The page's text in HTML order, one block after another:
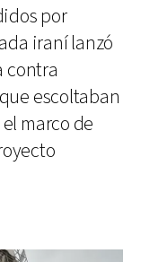
por
iraní lanzó
contra
escoltaban
marco de